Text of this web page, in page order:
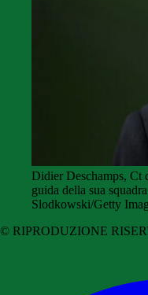
Didier Deschamps, Ct
guida della sua
Slodkowski/Getty
© RIPRODUZIONE